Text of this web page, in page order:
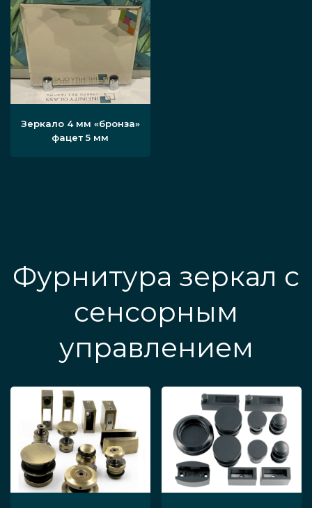
Зеркало 4 мм «бронза»
фацет 5 мм
Фурнитура зеркал с
сенсорным
управлением